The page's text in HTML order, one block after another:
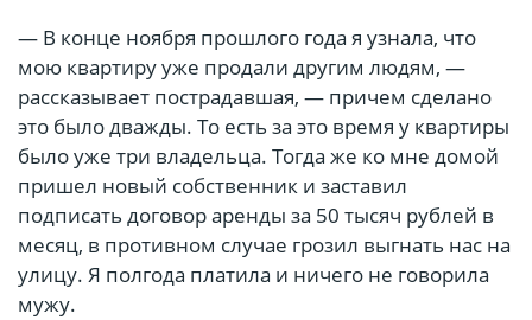
— В конце ноября прошлого года я узнала, что
мою квартиру уже продали другим людям, —
рассказывает пострадавшая, — причем сделано
это было дважды. То есть за это время у квартиры
было уже три владельца. Тогда же ко мне домой
пришел новый собственник и заставил
подписать договор аренды за 50 тысяч рублей в
месяц, в противном случае грозил выгнать нас на
улицу. Я полгода платила и ничего не говорила
мужу.